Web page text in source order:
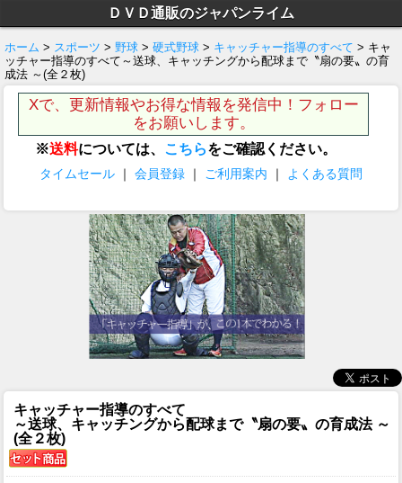
ＤＶＤ通販のジャパンライム
ホーム > スポーツ > 野球 > 硬式野球 > キャッチャー指導のすべて > キャ
ッチャー指導のすべて～送球、キャッチングから配球まで〝扇の要〟の育
成法 ～(全２枚)
Xで、更新情報やお得な情報を発信中！フォロー
をお願いします。
※送料については、 こちらをご確認ください。
タイムセール ｜ 会員登録 ｜ ご利用案内 ｜ よくある質問
キャッチャー指導のすべて
～送球、キャッチングから配球まで〝扇の要〟の育成法 ～
(全２枚)